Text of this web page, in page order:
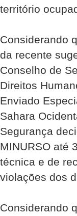
território
Considerando
da recente
Conselho de
Direitos
Enviado
Sahara
Segurança
MINURSO até
técnica e de
violações dos
Considerando